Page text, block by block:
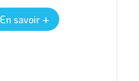
En savoir +